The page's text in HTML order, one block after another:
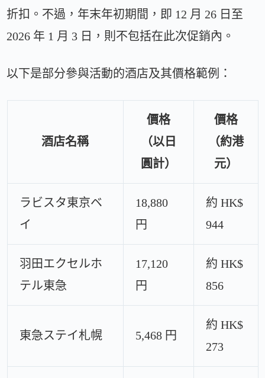
折扣。不過，年末年初期間，即 12 月 26 日至
2026 年 1 月 3 日，則不包括在此次促銷內。
以下是部分參與活動的酒店及其價格範例：
酒店名稱
價格
（以日
圓計）
價格
（約港
元）
ラビスタ東京ベ
イ
18,880
円
約 HK$
944
羽田エクセルホ
テル東急
17,120
円
約 HK$
856
東急ステイ札幌 5,468 円
約 HK$
273